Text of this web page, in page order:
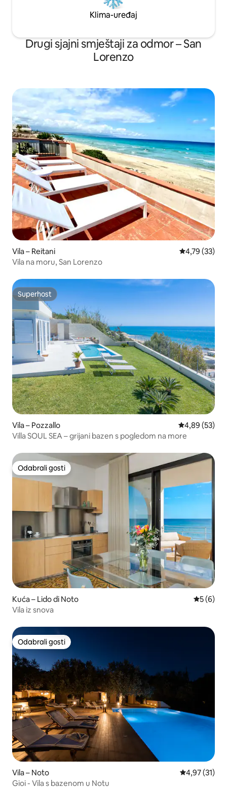
Klima-uređaj
Drugi sjajni smještaji za odmor – San
Lorenzo
Vila – Reitani Prosječna
4,79 (33)
Vila na moru, San Lorenzo
Superhost
Superhost
Vila – Pozzallo Prosječna
4,89 (53)
Villa SOUL SEA – grijani bazen s pogledom na more
Odabrali gosti
Odabrali gosti
Kuća – Lido di Noto
5 (6)
Vila iz snova
Odabrali gosti
Odabrali gosti
Vila – Noto Prosječna
4,97 (31)
Gioi - Vila s bazenom u Notu